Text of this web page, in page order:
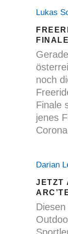
Lukas
noch
Finale
jenes
Darian
JETZT